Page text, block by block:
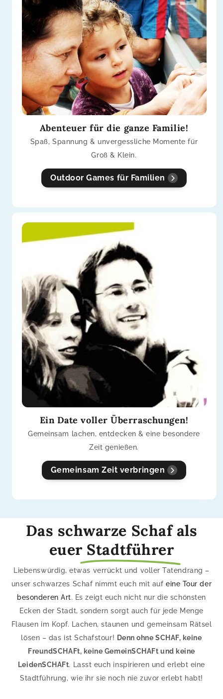
Abenteuer für die ganze Familie!
Spaß, Spannung & unvergessliche Momente für
Groß & Klein.
Outdoor Games für Familien
Ein Date voller Überraschungen!
Gemeinsam lachen, entdecken & eine besondere
Zeit genießen.
Gemeinsam Zeit verbringen
Das schwarze Schaf als
euer Stadtführer
Liebenswürdig, etwas verrückt und voller Tatendrang –
unser schwarzes Schaf nimmt euch mit aufeine Tour der
besonderen Art. Es zeigt euch nicht nur die schönsten
Ecken der Stadt, sondern sorgt auch für jede Menge
Flausen im Kopf. Lachen, staunen und gemeinsam Rätsel
lösen – das ist Schafstour! Denn ohne SCHAF, keine
FreundSCHAFt, keine GemeinSCHAFt und keine
LeidenSCHAFt. Lasst euch inspirieren und erlebt eine
Stadtführung, wie ihr sie noch nie zuvor erlebt habt!